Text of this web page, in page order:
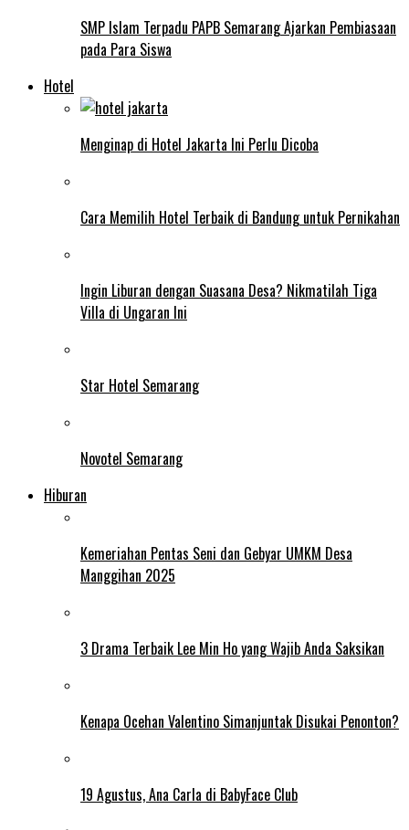
SMP Islam Terpadu PAPB Semarang Ajarkan Pembiasaan
pada Para Siswa
Hotel
Menginap di Hotel Jakarta Ini Perlu Dicoba
Cara Memilih Hotel Terbaik di Bandung untuk Pernikahan
Ingin Liburan dengan Suasana Desa? Nikmatilah Tiga
Villa di Ungaran Ini
Star Hotel Semarang
Novotel Semarang
Hiburan
Kemeriahan Pentas Seni dan Gebyar UMKM Desa
Manggihan 2025
3 Drama Terbaik Lee Min Ho yang Wajib Anda Saksikan
Kenapa Ocehan Valentino Simanjuntak Disukai Penonton?
19 Agustus, Ana Carla di BabyFace Club